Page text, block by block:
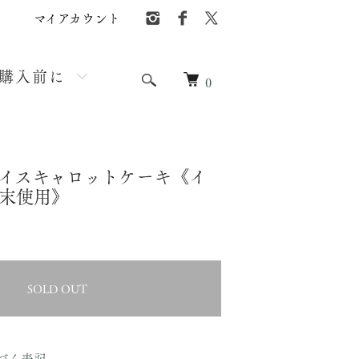
0
入前に
マイアカウント
スキャロットケーキ《イ
使用》
SOLD OUT